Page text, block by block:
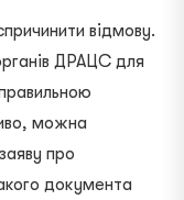
відмову.
ДРАЦС для
можна
про
документа